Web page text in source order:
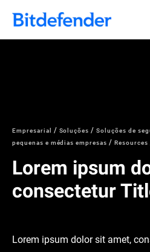
Empresarial Soluções
Soluções de
pequenas e médias empresas
Resources
Lorem ipsum
consectetur
Lorem ipsum dolor sit amet,